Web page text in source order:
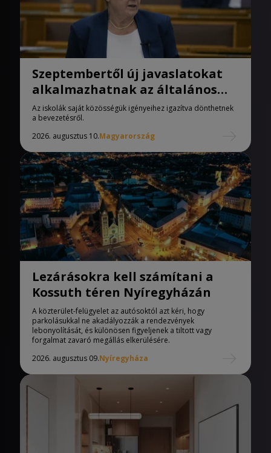
Szeptembertől új javaslatokat
alkalmazhatnak az általános
iskolák
Az iskolák saját közösségük igényeihez igazítva dönthetnek
a bevezetésről.
2026. augusztus 10.Magyarország
Lezárásokra kell számítani a
Kossuth téren Nyíregyházán
A közterület-felügyelet az autósoktól azt kéri, hogy
parkolásukkal ne akadályozzák a rendezvények
lebonyolítását, és különösen figyeljenek a tiltott vagy
forgalmat zavaró megállás elkerülésére.
2026. augusztus 09.Nyíregyháza